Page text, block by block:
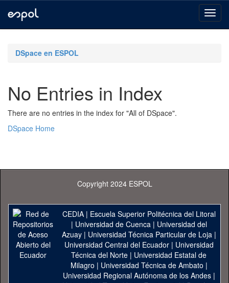
navigationDSpace en ESPOL
No Entries in Index
There are no entries in the index for "All of DSpace".
DSpace Home
Copyright 2024 ESPOL
CEDIA| Escuela Superior Politécnica del Litoral
| Universidad de Cuenca| Universidad del
Azuay| Universidad Técnica Particular de Loja|
Universidad Central del Ecuador| Universidad
Técnica del Norte | Universidad Estatal de
Milagro | Universidad Técnica de Ambato |
Universidad Regional Autónoma de los Andes|